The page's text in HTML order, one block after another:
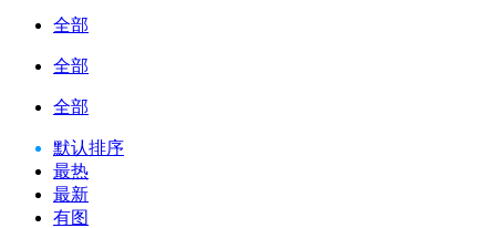
全部
全部
全部
默认排序
最热
最新
有图